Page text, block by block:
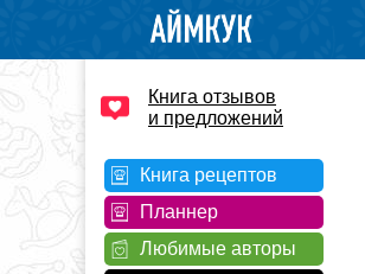
Книга отзывов
и предложений
Книга рецептов
Планнер
Любимые авторы